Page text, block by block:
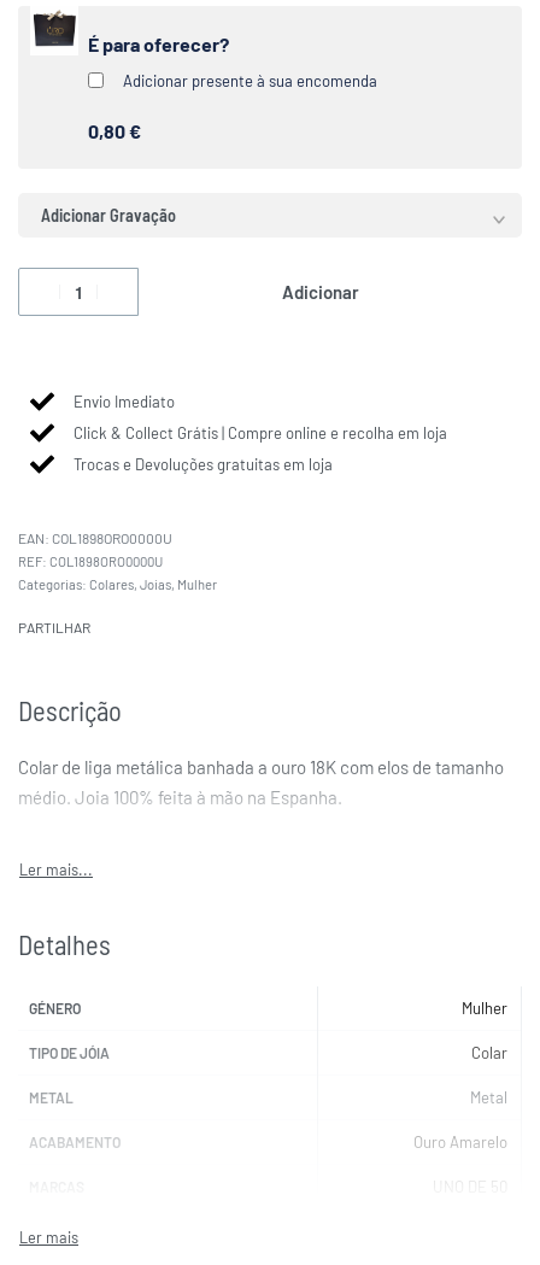
É para oferecer?
Adicionar presente à sua encomenda
0,80 €
Adicionar Gravação
Adicionar
Envio Imediato
Click & Collect Grátis | Compre online e recolha em loja
Trocas e Devoluções gratuitas em loja
EAN: COL1898ORO0000U
COL1898ORO0000U
Categorias: Colares, Joias, Mulher
PARTILHAR
Descrição
Colar de liga metálica banhada a ouro 18K com elos de tamanho
médio. Joia 100% feita à mão na Espanha.
Detalhes
GÉNERO Mulher
TIPO DE JÓIA Colar
METAL Metal
ACABAMENTO Ouro Amarelo
UNO DE 50